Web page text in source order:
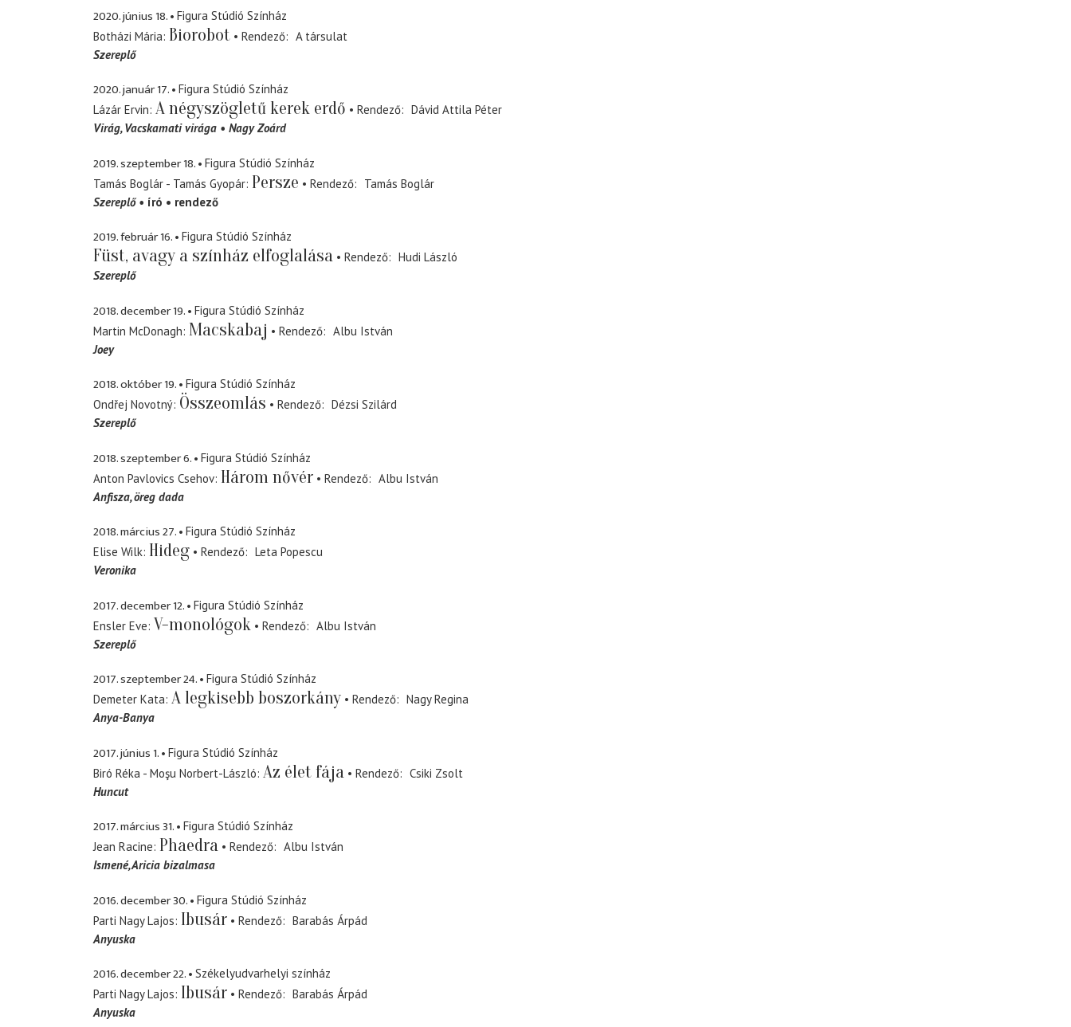
2020. június 18.
Figura Stúdió Színház
Botházi Mária Biorobot Rendező
A társulat
Szereplő
2020. január 17.
Figura Stúdió Színház
Lázár Ervin A négyszögletű kerek erdő Rendező
Dávid Attila Péter
Virág Vacskamati virága Nagy Zoárd
2019. szeptember 18.
Figura Stúdió Színház
Tamás Boglár - Tamás Gyopár Persze Rendező
Tamás Boglár
Szereplő
író rendező
2019. február 16. Figura Stúdió Színház
Füst, avagy a színház elfoglalása Rendező
Hudi László
Szereplő
2018. december 19.
Figura Stúdió Színház
Martin McDonagh Macskabaj Rendező
Albu István
Joey
2018. október 19.
Figura Stúdió Színház
Ondřej Novotný Összeomlás Rendező
Dézsi Szilárd
Szereplő
2018. szeptember 6.
Figura Stúdió Színház
Anton Pavlovics Csehov Három nővér Rendező
Albu István
Anfisza öreg dada
2018. március 27.
Figura Stúdió Színház
Elise Wilk Hideg Rendező
Leta Popescu
Veronika
2017. december 12.
Figura Stúdió Színház
Ensler Eve V-monológok Rendező
Albu István
Szereplő
2017. szeptember 24.
Figura Stúdió Színház
Demeter Kata A legkisebb boszorkány Rendező
Nagy Regina
Anya-Banya
2017. június 1.
Figura Stúdió Színház
Biró Réka - Moşu Norbert-László Az élet fája Rendező
Csiki Zsolt
Huncut
2017. március 31.
Figura Stúdió Színház
Jean Racine Phaedra Rendező
Albu István
Ismené Aricia bizalmasa
2016. december 30.
Figura Stúdió Színház
Parti Nagy Lajos Ibusár Rendező
Barabás Árpád
Anyuska
2016. december 22.
Székelyudvarhelyi színház
Parti Nagy Lajos Ibusár Rendező
Barabás Árpád
Anyuska